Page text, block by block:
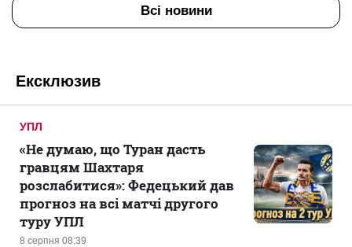
Всі новини
Ексклюзив
УПЛ
8 серпня 08:39
«Не думаю, що Туран дасть
гравцям Шахтаря
розслабитися»: Федецький дав
прогноз на всі матчі другого
туру УПЛ